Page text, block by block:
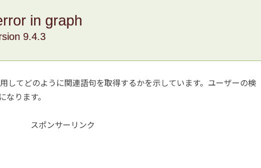
in graph
9.4.3
してどのように関連語句を取得するかを示しています。ユーザーの検
ります。
スポンサーリンク